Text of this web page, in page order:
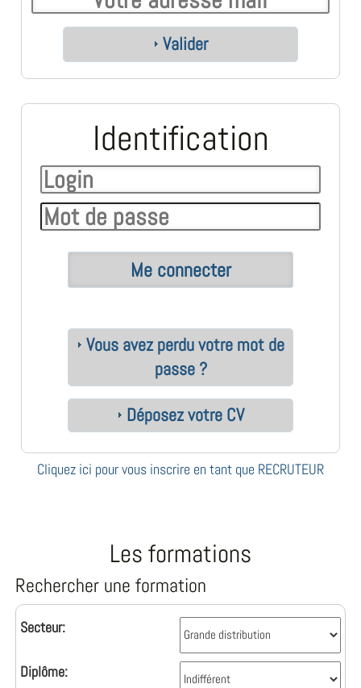
Valider
Identification
Vous avez perdu votre mot de
passe ?
Déposez votre CV
Cliquez ici pour vous inscrire en tant que RECRUTEUR
Les formations
Rechercher une formation
Secteur:
Diplôme: